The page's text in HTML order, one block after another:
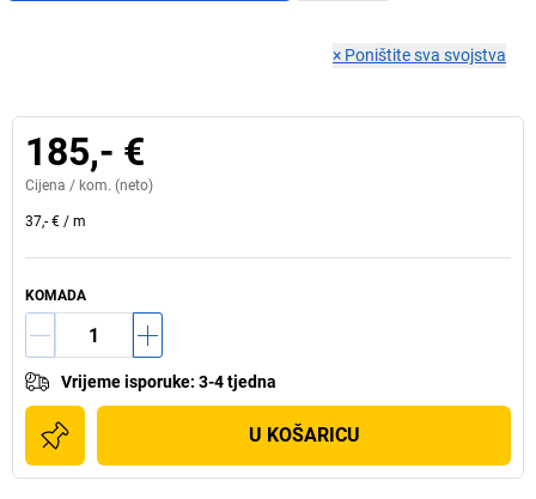
× Poništite sva svojstva
185,- €
Cijena / kom. (neto)
37,- € / m
KOMADA
Vrijeme isporuke: 3-4 tjedna
U KOŠARICU